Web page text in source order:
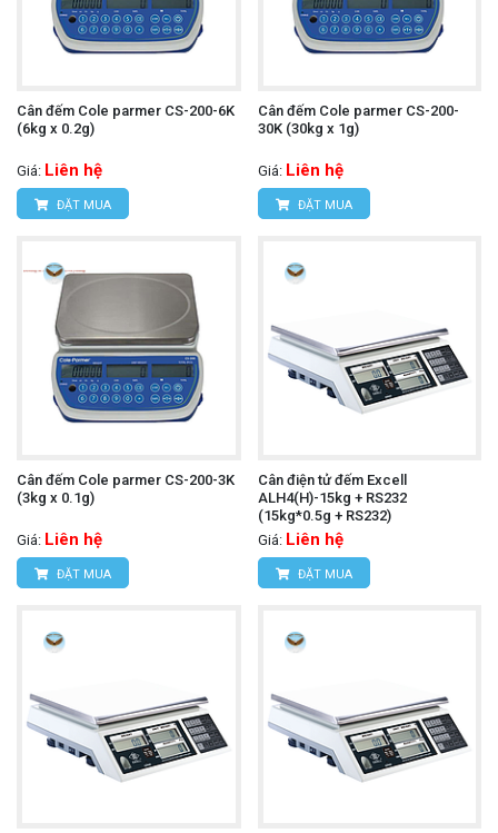
Cân đếm Cole parmer CS-200-6K
(6kg x 0.2g)
Giá: Liên hệ
ĐẶT MUA
Cân đếm Cole parmer CS-200-
30K (30kg x 1g)
Giá: Liên hệ
ĐẶT MUA
Cân đếm Cole parmer CS-200-3K
(3kg x 0.1g)
Giá: Liên hệ
ĐẶT MUA
Cân điện tử đếm Excell
ALH4(H)-15kg + RS232
(15kg*0.5g + RS232)
Giá: Liên hệ
ĐẶT MUA